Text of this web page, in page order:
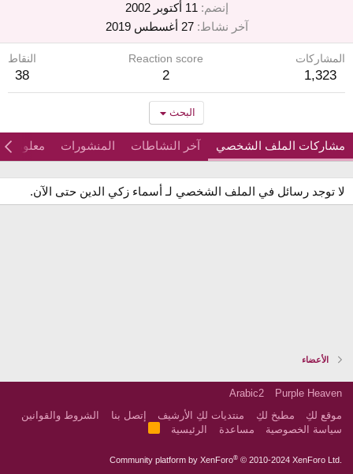
إنضم
11 أكتوبر 2002
آخر نشاط 27 أغسطس 2019
المشاركات
1,323
Reaction score
2
النقاط
38
البحث
مشاركات الملف الشخصي آخر النشاطات المنشورات معلومات
لا توجد رسائل في الملف الشخصي لـ أسماء زكي الدين حتى الآن.
الأعضاء
Purple Heaven
Arabic2
موقع لكِ
مطبخ لكِ منتديات لكِ الأرشيف إتصل بنا
الشروط والقوانين
سياسة الخصوصية
مساعدة الرئيسية
Community platform by XenForo® © 2010-2024 XenForo Ltd.